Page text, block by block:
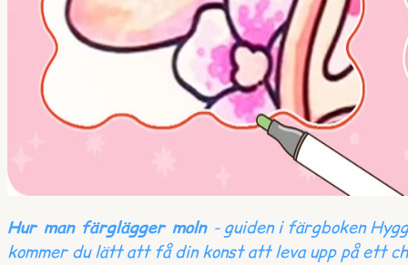
Hur man färglägger moln - guiden i färgboken
kommer du lätt att få din konst att leva upp på ett